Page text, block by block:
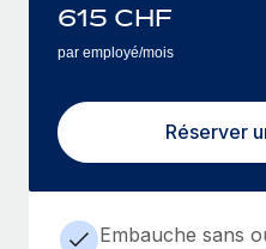
615 CHF
par employé/mois
Réserver
Embauche sans